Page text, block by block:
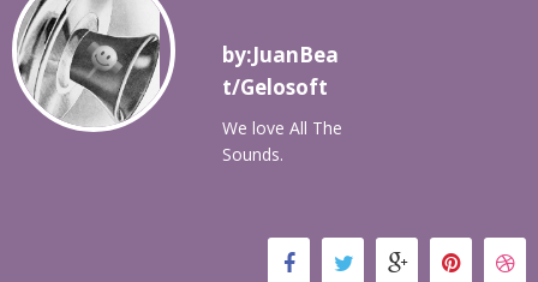
by:JuanBea
t/Gelosoft
We love All The
Sounds.